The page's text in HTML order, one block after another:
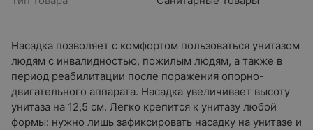
Насадка позволяет с комфортом пользоваться унитазом
людям с инвалидностью, пожилым людям, а также в
период реабилитации после поражения опорно-
двигательного аппарата. Насадка увеличивает высоту
унитаза на 12,5 см. Легко крепится к унитазу любой
формы: нужно лишь зафиксировать насадку на унитазе и